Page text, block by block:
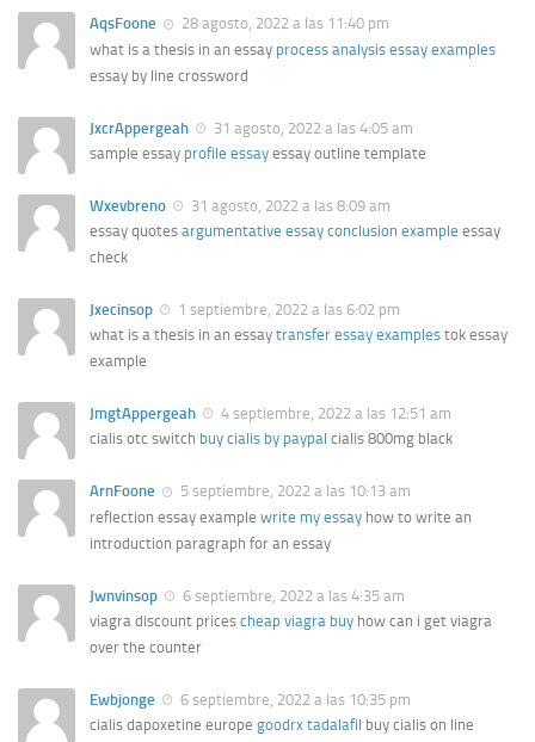
AqsFoone
28 agosto, 2022 a las 11:40 pm
what is a thesis in an essay process analysis essay examples
essay by line crossword
JxcrAppergeah
31 agosto, 2022 a las 4:05 am
sample essay profile essay essay outline template
Wxevbreno
31 agosto, 2022 a las 8:09 am
essay quotes argumentative essay conclusion example essay
check
Jxecinsop
1 septiembre, 2022 a las 6:02 pm
what is a thesis in an essay transfer essay examples tok essay
example
JmgtAppergeah
4 septiembre, 2022 a las 12:51 am
cialis otc switch buy cialis by paypal cialis 800mg black
ArnFoone
5 septiembre, 2022 a las 10:13 am
reflection essay example write my essay how to write an
introduction paragraph for an essay
Jwnvinsop
6 septiembre, 2022 a las 4:35 am
viagra discount prices cheap viagra buy how can i get viagra
over the counter
Ewbjonge
6 septiembre, 2022 a las 10:35 pm
cialis dapoxetine europe goodrx tadalafil buy cialis on line